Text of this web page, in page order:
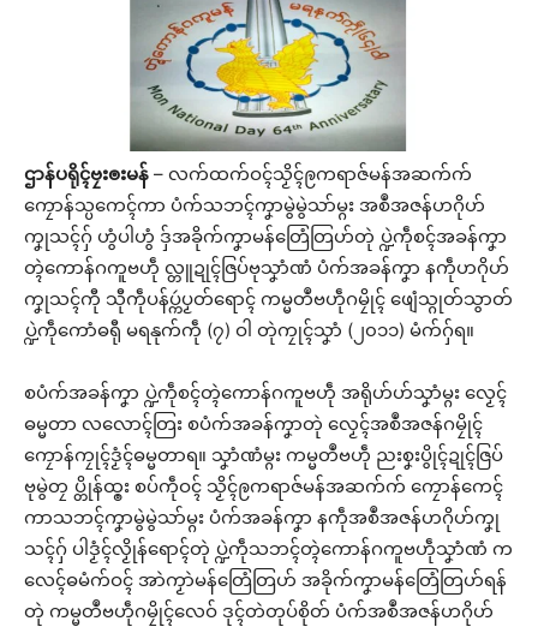
ဌာန်ပရိုၚ်ဗၠးၜးမန် – လက်ထက်ဝၚ်သၟိၚ်ဨကရာဇ်မန်အဆက်က်
ကၠောန်သ္ပကေၚ်ကာ ပံက်သဘၚ်ကၞာမွဲမွဲသာ်မ္ဂး အစဳအဇန်ဟဂိုဟ်
ကၞုသၚ်ဂှ် ဟွံပါဟွံ ဒှ်အခိုက်ကၞာမန်တြေံတြဟ်တုဲ ပ္ဍဲကဵုစၚ်အခန်ကၞာ
တ္ၚဲကောန်ဂကူဗဟဵု လ္တူဍုၚ်ဇြပ်ဗုသၞာံဏံ ပံက်အခန်ကၞာ နကဵုဟဂိုဟ်
ကၞုသၚ်ကီု သီုကဵုပန်ပ္ကဴပၟတ်ရောၚ် ကမ္မတဳဗဟဵုဂမၠိုၚ် ဖျေံသ္ဂုတ်သွာတ်
ပ္ဍဲကဵုကောံဓရီု မရနုက်ကဵု (၇) ဝါ တုဲကၠုၚ်သၞာံ (၂၀၁၁) မံက်ဂှ်ရ။
စပံက်အခန်ကၞာ ပ္ဍဲကဵုစၚ်တ္ၚဲကောန်ဂကူဗဟဵု အရိုဟ်ဟ်သၞာံမ္ဂး လၟေၚ်
ဓမ္မတာ လလောၚ်တြး စပံက်အခန်ကၞာတုဲ လၟေၚ်အစဳအဇန်ဂမၠိုၚ်
ကၠောန်ကၠုၚ်ဒၟံၚ်ဓမ္မတာရ။ သၞာံဏံမ္ဂး ကမ္မတဳဗဟဵု ညးစၞးပွိုၚ်ဍုၚ်ဇြပ်
ဗုမွဲတၠ ပ္တိုန်ထ္ၜး စပ်ကဵုဝၚ် သၟိၚ်ဨကရာဇ်မန်အဆက်က် ကၠောန်ကေၚ်
ကာသဘၚ်ကၞာမွဲမွဲသာ်မ္ဂး ပံက်အခန်ကၞာ နကဵုအစဳအဇန်ဟဂိုဟ်ကၞု
သၚ်ဂှ် ပါဒၟံၚ်လၟိုန်ရောၚ်တုဲ ပ္ဍဲကဵုသဘၚ်တ္ၚဲကောန်ဂကူဗဟဵုသၞာံဏံ က
လေၚ်ဓမံက်ဝၚ် အာဲကၟာဲမန်တြေံတြဟ် အခိုက်ကၞာမန်တြေံတြဟ်ရန်
တုဲ ကမ္မတဳဗဟဵုဂမၠိုၚ်လေဝ် ဒုၚ်တဲတုပ်စိုတ် ပံက်အစဳအဇန်ဟဂိုဟ်